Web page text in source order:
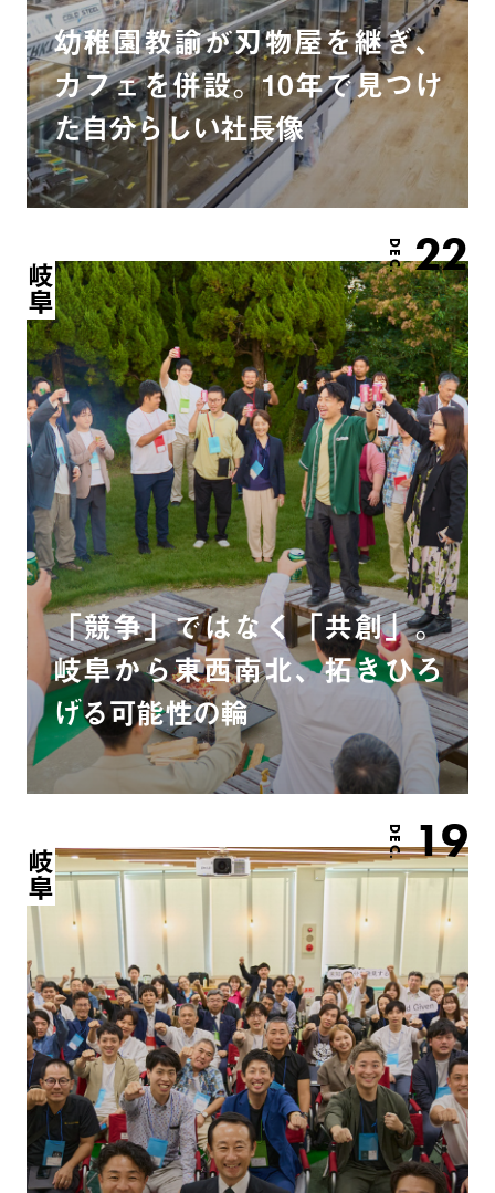
幼稚園教諭が刃物屋を継ぎ、
カフェを併設。10年で見つけ
た自分らしい社長像
DEC. 22
岐阜
「競争」ではなく「共創」。
岐阜から東西南北、拓きひろ
げる可能性の輪
DEC. 19
岐阜